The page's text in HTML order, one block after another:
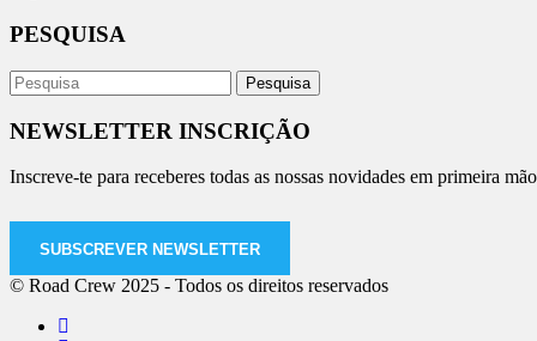
PESQUISA
NEWSLETTER INSCRIÇÃO
Inscreve-te para receberes todas as nossas novidades em primeira
SUBSCREVER NEWSLETTER
© Road Crew 2025 - Todos os direitos reservados